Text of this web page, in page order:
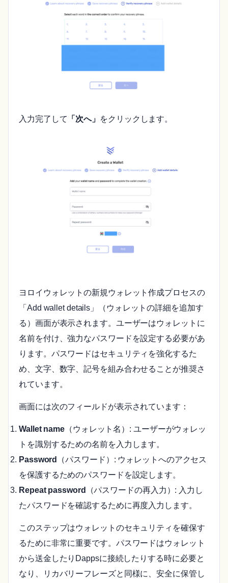
入力完了して 「次へ」 をクリックします。
ヨロイウォレットの新規ウォレット作成プロセスの
「Add wallet details」（ウォレットの詳細を追加す
る）画面が表示されます。ユーザーはウォレットに
名前を付け、強力なパスワードを設定する必要があ
ります。パスワードはセキュリティを強化するた
め、文字、数字、記号を組み合わせることが推奨さ
れています。
画面には次のフィールドが表示されています：
Wallet name（ウォレット名）: ユーザーがウォレッ
トを識別するための名前を入力します。
Password
（パスワード）: ウォレットへのアクセス
を保護するためのパスワードを設定します。
Repeat password
（パスワードの再入力）: 入力し
たパスワードを確認するために再度入力します。
このステップはウォレットのセキュリティを確保す
るために非常に重要です。パスワードはウォレット
から送金したりDappsに接続したりする時に必要と
なり、リカバリーフレーズと同様に、安全に保管し